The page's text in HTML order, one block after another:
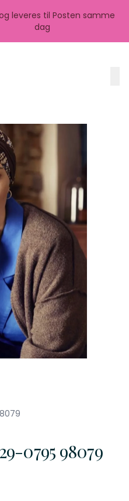
leveres til Posten samme
dag
0795 98079